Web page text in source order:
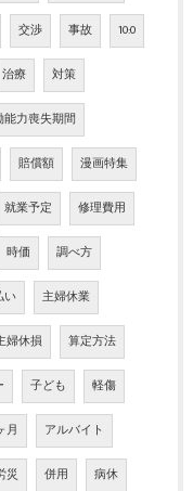
交渉 事故 10:0
治療 対策
能力喪失期間
賠償額 漫画特集
就業予定 修理費用
時価 調べ方
い 主婦休業
婦休損 算定方法
子ども 軽傷
月 アルバイト
災 併用 病休